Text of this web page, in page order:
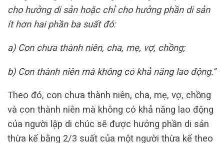
cho hưởng di sản hoặc chỉ cho hưởng phần di sản
ít hơn hai phần ba suất đó:
a) Con chưa thành niên, cha, mẹ, vợ, chồng;
b) Con thành niên mà không có khả năng lao động.”
Theo đó, con chưa thành niên, cha, mẹ, vợ, chồng
và con thành niên mà không có khả năng lao động
của người lập di chúc sẽ được hưởng phần di sản
thừa kế bằng 2/3 suất của một người thừa kế theo